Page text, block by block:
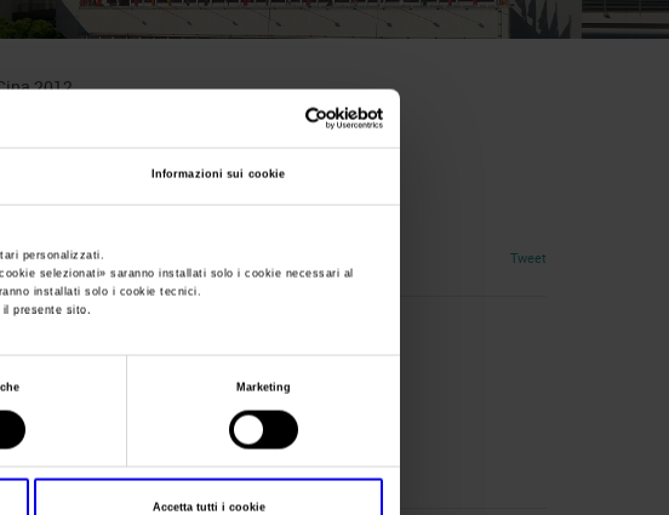
Informazioni sui cookie
personalizzati.
selezionati» saranno installati solo i cookie necessari al
installati solo i cookie tecnici.
presente sito.
Marketing
Accetta tutti i cookie
2012
- Cina
Tweet